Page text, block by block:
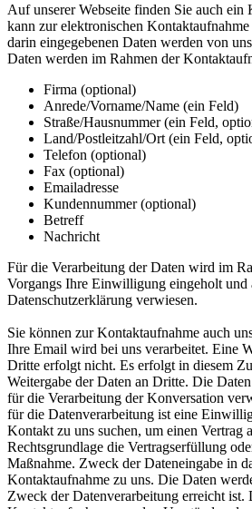
Auf unserer Webseite finden Sie auch ein
kann zur elektronischen
darin eingegebenen Daten werden von
Daten werden im Rahmen der
Firma (optional)
Anrede/Vorname/Name (ein Feld)
Straße/Hausnummer (ein Feld,
Land/Postleitzahl/Ort (ein Feld,
Telefon (optional)
Fax (optional)
Emailadresse
Kundennummer (optional)
Betreff
Nachricht
Für die Verarbeitung der Daten wird im
Vorgangs Ihre Einwilligung eingeholt und
Datenschutzerklärung verwiesen.
Sie können zur Kontaktaufnahme auch
Ihre Email wird bei uns verarbeitet. Eine
Dritte erfolgt nicht. Es erfolgt in diesem
Weitergabe der Daten an Dritte. Die
für die Verarbeitung der Konversation
für die Datenverarbeitung ist eine
Kontakt zu uns suchen, um einen Vertrag
Rechtsgrundlage die Vertragserfüllung
Maßnahme. Zweck der Dateneingabe in
Kontaktaufnahme zu uns. Die Daten
Zweck der Datenverarbeitung erreicht ist.